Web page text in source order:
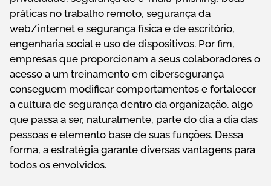
práticas no trabalho remoto, segurança da
web/internet e segurança física e de escritório,
engenharia social e uso de dispositivos. Por fim,
empresas que proporcionam a seus colaboradores o
acesso a um treinamento em cibersegurança
conseguem modificar comportamentos e fortalecer
a cultura de segurança dentro da organização, algo
que passa a ser, naturalmente, parte do dia a dia das
pessoas e elemento base de suas funções. Dessa
forma, a estratégia garante diversas vantagens para
todos os envolvidos.